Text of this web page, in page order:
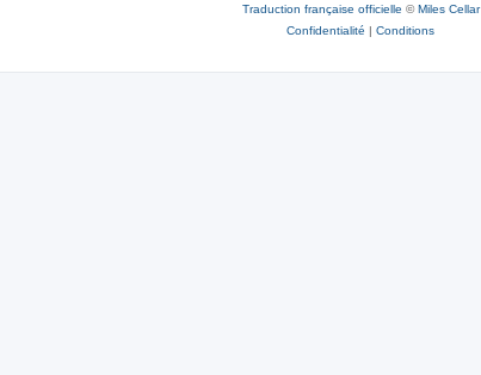
Traduction française officielle ©Miles Cellar
Confidentialité | Conditions